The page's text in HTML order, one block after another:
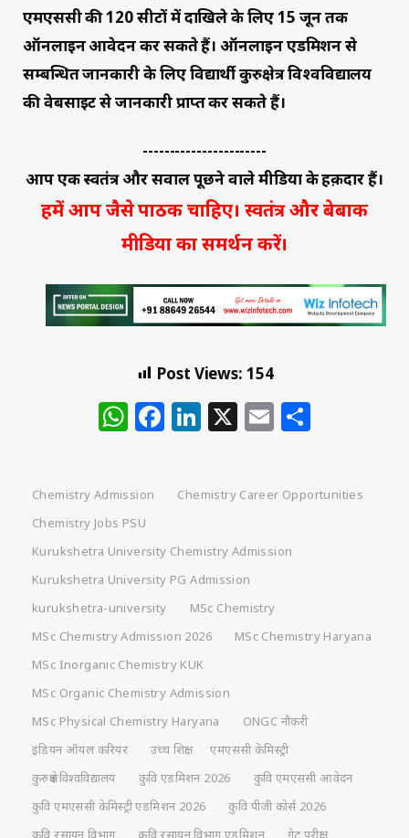
एमएससी की 120 सीटों में दाखिले के लिए 15 जून तक
ऑनलाइन आवेदन कर सकते हैं। ऑनलाइन एडमिशन से
सम्बन्धित जानकारी के लिए विद्यार्थी कुरुक्षेत्र विश्वविद्यालय
की वेबसाइट से जानकारी प्राप्त कर सकते हैं।
-----------------------
आप एक स्वतंत्र और सवाल पूछने वाले मीडिया के हक़दार हैं।
हमें आप जैसे पाठक चाहिए। स्वतंत्र और बेबाक
मीडिया का समर्थन करें।
Post Views: 154
WhatsApp
Facebook
LinkedIn
X Email
Chemistry Admission
Chemistry Career Opportunities
Chemistry Jobs PSU
Kurukshetra University Chemistry Admission
Kurukshetra University PG Admission
kurukshetra-university
MSc Chemistry
MSc Chemistry Admission 2026
MSc Chemistry Haryana
MSc Inorganic Chemistry KUK
MSc Organic Chemistry Admission
MSc Physical Chemistry Haryana
ONGC नौकरी
इंडियन ऑयल करियर
उच्च शिक्षा
एमएससी केमिस्ट्री
कुरुक्षेत्र विश्वविद्यालय
कुवि एडमिशन 2026
कुवि एमएससी आवेदन
कुवि एमएससी केमिस्ट्री एडमिशन 2026
कुवि पीजी कोर्स 2026
कुवि रसायन विभाग
कुवि रसायन विभाग एडमिशन गेट परीक्षा